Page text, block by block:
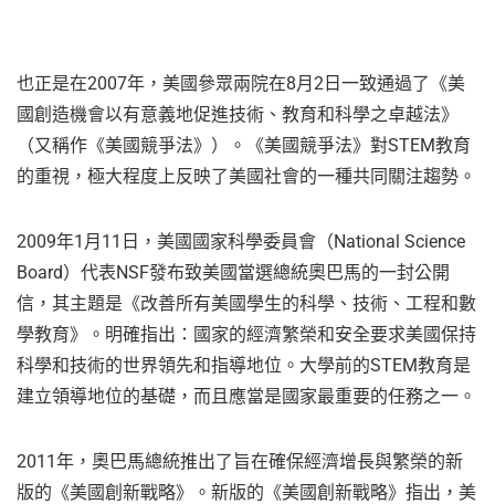
也正是在2007年，美國參眾兩院在8月2日一致通過了《美
國創造機會以有意義地促進技術、教育和科學之卓越法》
（又稱作《美國競爭法》）。《美國競爭法》對STEM教育
的重視，極大程度上反映了美國社會的一種共同關注趨勢。
2009年1月11日，美國國家科學委員會（National Science
Board）代表NSF發布致美國當選總統奧巴馬的一封公開
信，其主題是《改善所有美國學生的科學、技術、工程和數
學教育》。明確指出：國家的經濟繁榮和安全要求美國保持
科學和技術的世界領先和指導地位。大學前的STEM教育是
建立領導地位的基礎，而且應當是國家最重要的任務之一。
2011年，奧巴馬總統推出了旨在確保經濟增長與繁榮的新
版的《美國創新戰略》。新版的《美國創新戰略》指出，美